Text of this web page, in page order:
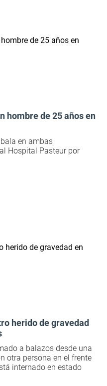
hombre de 25 años en
en ambas
Hospital Pasteur por
herido de gravedad
a balazos desde una
otra persona en el frente
internado en estado